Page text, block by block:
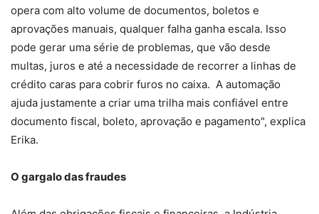
opera com alto volume de documentos, boletos e
aprovações manuais, qualquer falha ganha escala. Isso
pode gerar uma série de problemas, que vão desde
multas, juros e até a necessidade de recorrer a linhas de
crédito caras para cobrir furos no caixa. A automação
ajuda justamente a criar uma trilha mais confiável entre
documento fiscal, boleto, aprovação e pagamento", explica
Erika.
O gargalo das fraudes